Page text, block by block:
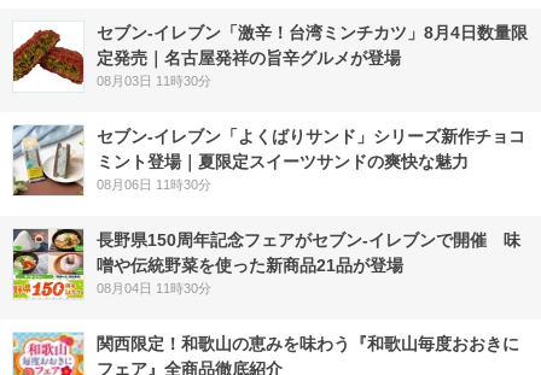
セブン-イレブン「激辛！台湾ミンチカツ」8月4日数量限
定発売｜名古屋発祥の旨辛グルメが登場
08月03日 11時30分
セブン‐イレブン「よくばりサンド」シリーズ新作チョコ
ミント登場｜夏限定スイーツサンドの爽快な魅力
08月06日 11時30分
長野県150周年記念フェアがセブン-イレブンで開催 味
噌や伝統野菜を使った新商品21品が登場
08月04日 11時30分
関西限定！和歌山の恵みを味わう『和歌山毎度おおきに
フェア』全商品徹底紹介